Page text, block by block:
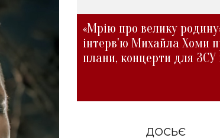
«Мрію про велику
інтерв'ю Михайла Хоми
плани, концерти для ЗСУ
ДОСЬЄ